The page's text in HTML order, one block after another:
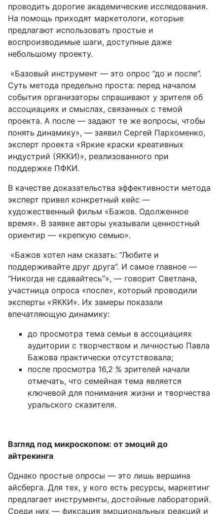
проводить дорогие академические исследования.
На помощь приходят маркетологи, которые
предлагают использовать простые и
воспроизводимые шаги, доступные даже
небольшому проекту.
«Базовый инструмент — это опрос “до и после”.
Суть метода предельно проста: перед началом
события организаторы спрашивают у зрителя об
ассоциациях и смыслах, связанных с темой
проекта. А после — задают те же вопросы, чтобы
понять динамику», — заявил Сергей Пархоменко,
эксперт проекта «Яркие краски креативных
индустрий (ЯККИ)», реализованного при
поддержке ПФКИ.
В качестве доказательства эффективности метода
эксперт привел конкретный кейс —
художественный фильм «Бажов. Одолженное
время». В заявке авторы указывали ценностный
ориентир — «крепкую семью».
«Бажов хотел нам сказать: “Любите и
поддерживайте друг друга”. И самое главное —
“Никогда не сдавайтесь”», — говорит Светлана,
участница опроса «после», который проводили
эксперты «ЯККИ». Их замеры показали
впечатляющую динамику:
до просмотра тема семьи в ассоциациях
аудитории с творчеством и личностью Павла
Бажова практически отсутствовала;
после просмотра 16,2 % зрителей начали
отмечать, что семейная тема является
ключевой для понимания жизни и творчества
уральского сказителя.
Взгляд под микроскопом: от эмоций до
айтрекинга
Однако простые опросы — это лишь вершина
айсберга. Для тех, у кого есть ресурсы, маркетинг
предлагает инструменты, достойные лабораторий.
Среди них — фиксация эмоциональных реакций и